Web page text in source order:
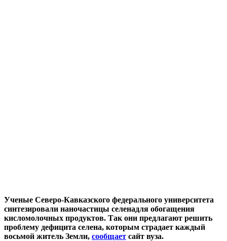
Ученые Северо-Кавказского федерального университета
синтезировали наночастицы селенадля обогащения
кисломолочных продуктов. Так они предлагают решить
проблему дефицита селена, которым страдает каждый
восьмой житель Земли, сообщает сайт вуза.